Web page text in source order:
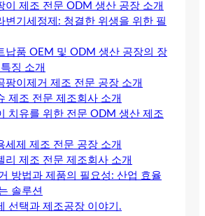
이 제조 전문 ODM 생산 공장 소개
변기세정제: 청결한 위생을 위한 필
납품 OEM 및 ODM 생산 공장의 장
징 소개
팡이제거 제조 전문 공장 소개
제조 전문 제조회사 소개
치유를 위한 전문 ODM 생산 제조
세제 제조 전문 공장 소개
리 제조 전문 제조회사 소개
방법과 제품의 필요성: 산업 효율
솔루션
선택과 제조공장 이야기.